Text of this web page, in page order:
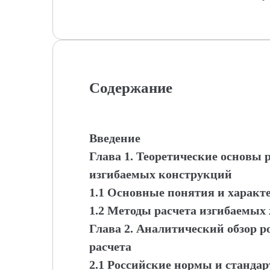
Содержание
Введение
Глава 1. Теоретические основы
изгибаемых конструкций
1.1 Основные понятия и
1.2 Методы расчета
Глава 2. Аналитический обзор
расчета
2.1 Российские нормы и